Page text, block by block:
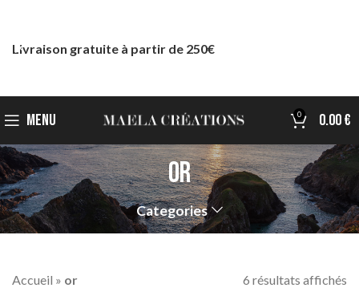
MENU 0 0.00€
or
Categories
Accueil » or 6 résultats affichés
Livraison gratuite à partir de 250€